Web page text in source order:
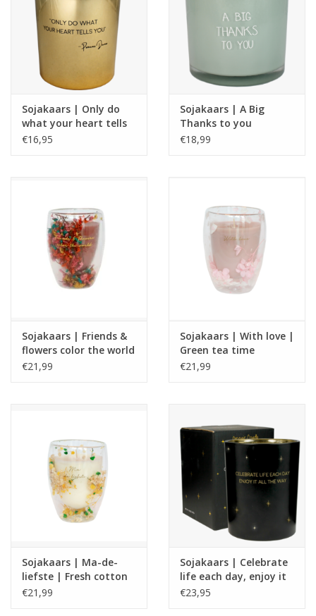
Sojakaars | Only do
what your heart tells
you | Princes Diana
€16,95
Sojakaars | A Big
Thanks to you
€18,99
Sojakaars | Friends &
flowers color the world
| Silky tonka
€21,99
Sojakaars | With love |
Green tea time
€21,99
Sojakaars | Ma-de-
liefste | Fresh cotton
€21,99
Sojakaars | Celebrate
life each day, enjoy it
all the way | Winter
€23,95